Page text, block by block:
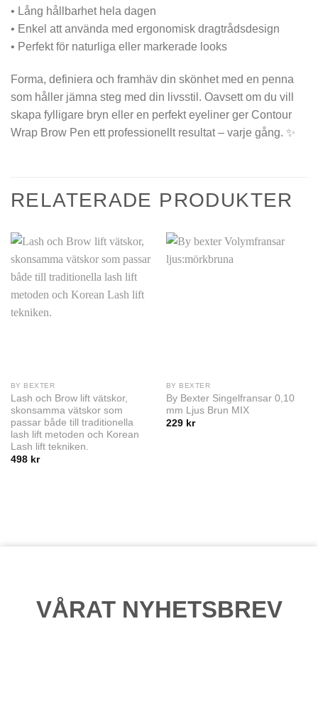
• Lång hållbarhet hela dagen
• Enkel att använda med ergonomisk dragtrådsdesign
• Perfekt för naturliga eller markerade looks
Forma, definiera och framhäv din skönhet med en penna
som håller jämna steg med din livsstil. Oavsett om du vill
skapa fylligare bryn eller en perfekt eyeliner ger Contour
Wrap Brow Pen ett professionellt resultat – varje gång. ✨
RELATERADE PRODUKTER
BY BEXTER
Lash och Brow lift vätskor,
skonsamma vätskor som
passar både till traditionella
lash lift metoden och Korean
Lash lift tekniken.
498 kr
BY BEXTER
By Bexter Singelfransar 0,10
mm Ljus Brun MIX
229 kr
VÅRAT NYHETSBREV